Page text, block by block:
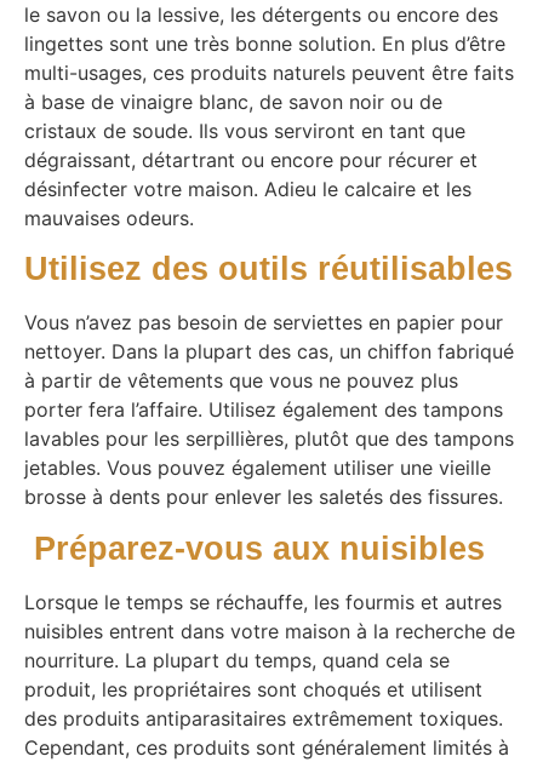
le savon ou la lessive, les détergents ou encore des
lingettes sont une très bonne solution. En plus d’être
multi-usages, ces produits naturels peuvent être faits
à base de vinaigre blanc, de savon noir ou de
cristaux de soude. Ils vous serviront en tant que
dégraissant, détartrant ou encore pour récurer et
désinfecter votre maison. Adieu le calcaire et les
mauvaises odeurs.
Utilisez des outils réutilisables
Vous n’avez pas besoin de serviettes en papier pour
nettoyer. Dans la plupart des cas, un chiffon fabriqué
à partir de vêtements que vous ne pouvez plus
porter fera l’affaire. Utilisez également des tampons
lavables pour les serpillières, plutôt que des tampons
jetables. Vous pouvez également utiliser une vieille
brosse à dents pour enlever les saletés des fissures.
Préparez-vous aux nuisibles
Lorsque le temps se réchauffe, les fourmis et autres
nuisibles entrent dans votre maison à la recherche de
nourriture. La plupart du temps, quand cela se
produit, les propriétaires sont choqués et utilisent
des produits antiparasitaires extrêmement toxiques.
Cependant, ces produits sont généralement limités à